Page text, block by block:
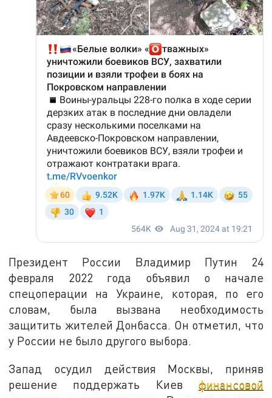
Президент России Владимир Путин 24
февраля 2022 года объявил о начале
спецоперации на Украине, которая, по его
словам, была вызвана необходимость
защитить жителей Донбасса. Он отметил, что
у России не было другого выбора.
Запад осудил действия Москвы, приняв
решение поддержать Киев финансовой